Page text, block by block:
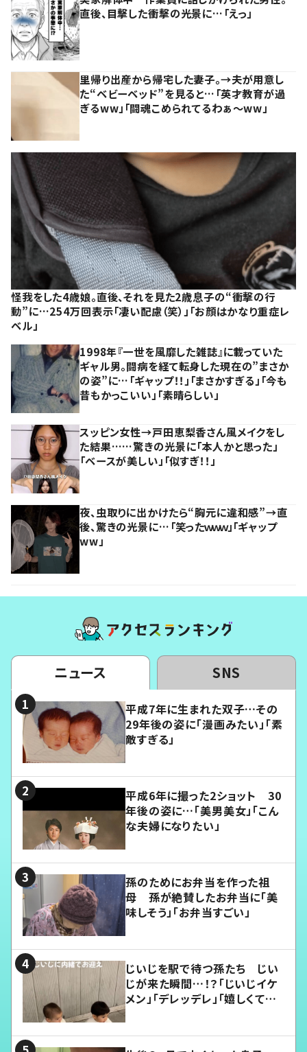
直後、目撃した衝撃の光景に…「えっ」
里帰り出産から帰宅した妻子。→夫が用意し
た“ベビーベッド”を見ると…「英才教育が過
ぎるww」「闘魂こめられてるわぁ～ww」
怪我をした4歳娘。直後、それを見た2歳息子の“衝撃の行
動”に…254万回表示「凄い配慮（笑）」「お顔はかなり重症レ
ベル」
1998年『一世を風靡した雑誌』に載っていた
ギャル男。闘病を経て転身した現在の”まさか
の姿”に…「ギャップ！！」「まさかすぎる」「今も
昔もかっこいい」「素晴らしい」
スッピン女性→戸田恵梨香さん風メイクをし
た結果……驚きの光景に「本人かと思った」
「ベースが美しい」「似すぎ！！」
夜、虫取りに出かけたら“胸元に違和感”→直
後、驚きの光景に…「笑ったｗｗｗ」「ギャップ
ww」
ニュース SNS
平成7年に生まれた双子…その
29年後の姿に「漫画みたい」「素
敵すぎる」
平成6年に撮った2ショット 30
年後の姿に…「美男美女」「こん
な夫婦になりたい」
孫のためにお弁当を作った祖
母 孫が絶賛したお弁当に「美
味しそう」「お弁当すごい」
じいじを駅で待つ孫たち じい
じが来た瞬間…！？「じいじイケ
メン」「デレッデレ」「嬉しくて可